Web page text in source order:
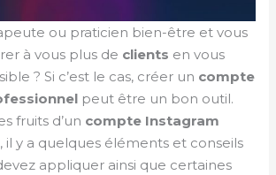
ou praticien bien-être et vous
à vous plus de clients en vous
? Si c’est le cas, créer un compte
peut être un bon outil.
fruits d’un compte Instagram
, il y a quelques éléments et conseils
appliquer ainsi que certaines